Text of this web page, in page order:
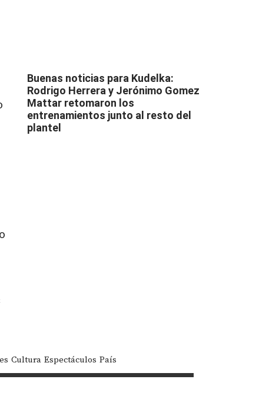
Buenas noticias para Kudelka:
Rodrigo Herrera y Jerónimo Gomez
Mattar retomaron los
entrenamientos junto al resto del
plantel
Cultura Espectáculos País